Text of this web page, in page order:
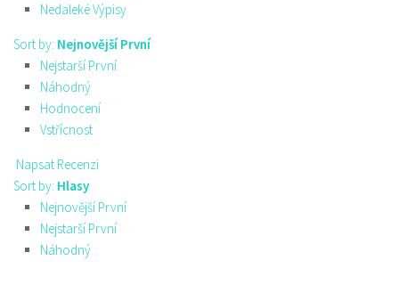
Nedaleké Výpisy
Sort by: Nejnovější První
Nejstarší První
Náhodný
Hodnocení
Vstřícnost
Napsat Recenzi
Sort by: Hlasy
Nejnovější První
Nejstarší První
Náhodný